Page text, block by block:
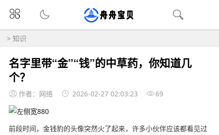
> 知识
名字里带“金”“钱”的中草药，你知道几
个？
作者：网络 2026-02-27 02:03:23 69
前段时间，金钱豹的头像突然火了起来，许多小伙伴应该都看见过